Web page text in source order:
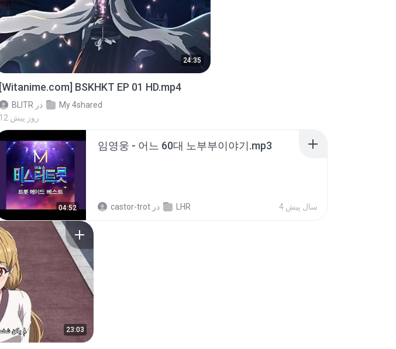
24:35
[Witanime.com] BSKHKT EP 01 HD.mp4
BLITR در
My 4shared
12 روز پیش
04:52
임영웅 - 어느 60대 노부부이야기.mp3
castor-trot در LHR 4 سال پیش
23:03